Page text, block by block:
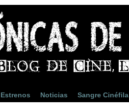
Estrenos Noticias Sangre Cinéfila